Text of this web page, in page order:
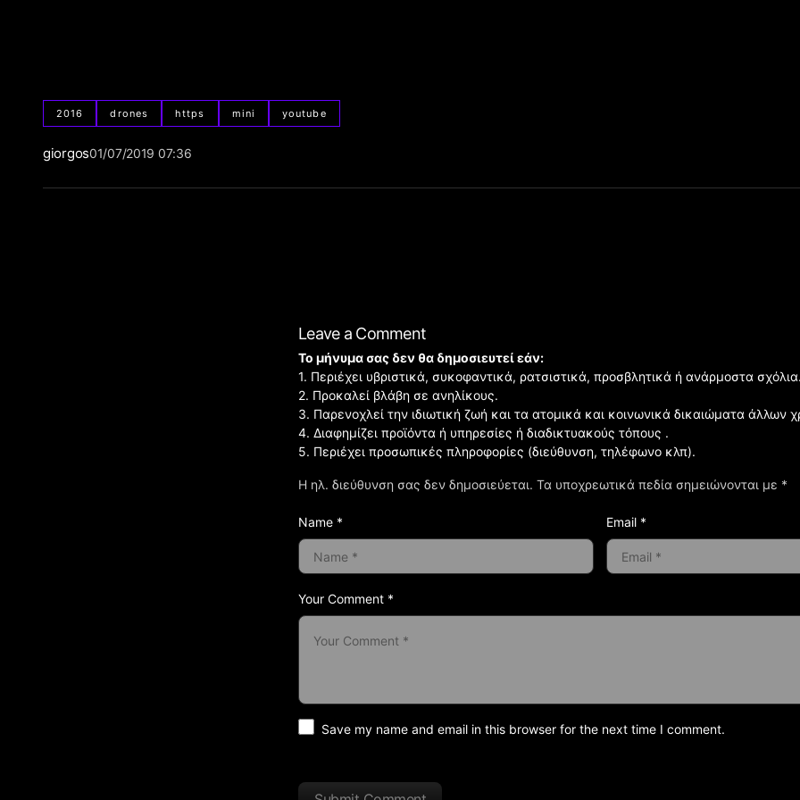
2016 drones https mini youtube
giorgos01/07/2019 07:36
Leave a Comment
Η ηλ. διεύθυνση σας δεν δημοσιεύεται. Τα υποχρεωτικά πεδία σημειώνονται με *
Your Comment *
Το μήνυμα σας δεν θα δημοσιευτεί εάν:
1. Περιέχει υβριστικά, συκοφαντικά, ρατσιστικά, προσβλητικά ή ανάρμοστα σχόλια.
2. Προκαλεί βλάβη σε ανηλίκους.
3. Παρενοχλεί την ιδιωτική ζωή και τα ατομικά και κοινωνικά δικαιώματα άλλων
4. Διαφημίζει προϊόντα ή υπηρεσίες ή διαδικτυακούς τόπους .
5. Περιέχει προσωπικές πληροφορίες (διεύθυνση, τηλέφωνο κλπ).
Name * Email *
Save my name and email in this browser for the next time I comment.